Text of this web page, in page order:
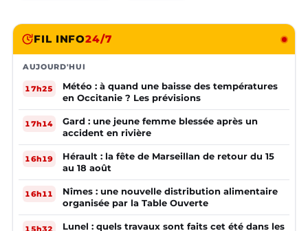
FIL INFO24/7
AUJOURD'HUI
17h25
Météo : à quand une baisse des températures
en Occitanie ? Les prévisions
17h14
Gard : une jeune femme blessée après un
accident en rivière
16h19
Hérault : la fête de Marseillan de retour du 15
au 18 août
16h11
Nîmes : une nouvelle distribution alimentaire
organisée par la Table Ouverte
15h32 Lunel : quels travaux sont faits cet été dans les